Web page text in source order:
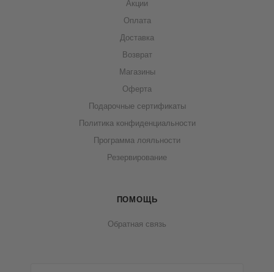
Акции
Оплата
Доставка
Возврат
Магазины
Оферта
Подарочные сертификаты
Политика конфиденциальности
Программа лояльности
Резервирование
ПОМОЩЬ
Обратная связь